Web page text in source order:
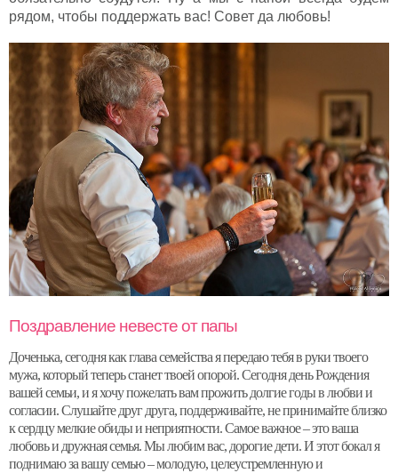
рядом, чтобы поддержать вас! Совет да любовь!
Поздравление невесте от папы
Доченька, сегодня как глава семейства я передаю тебя в руки твоего
мужа, который теперь станет твоей опорой. Сегодня день Рождения
вашей семьи, и я хочу пожелать вам прожить долгие годы в любви и
согласии. Слушайте друг друга, поддерживайте, не принимайте близко
к сердцу мелкие обиды и неприятности. Самое важное – это ваша
любовь и дружная семья. Мы любим вас, дорогие дети. И этот бокал я
поднимаю за вашу семью – молодую, целеустремленную и